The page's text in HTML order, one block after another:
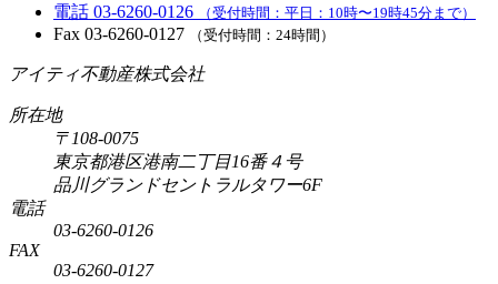
電話 03-6260-0126 （受付時間：平日：10時〜19時45分まで）
Fax 03-6260-0127 （受付時間：24時間）
アイティ不動産株式会社
所在地
〒108-0075
東京都港区港南二丁目16番４号
品川グランドセントラルタワー6F
電話
03-6260-0126
FAX
03-6260-0127